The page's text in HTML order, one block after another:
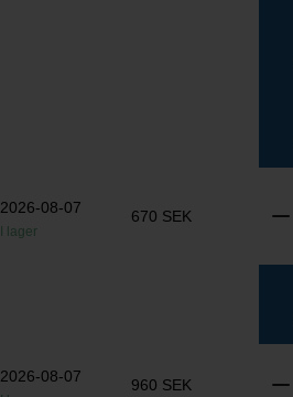
2026-08-07
I lager
670 SEK
2026-08-07 960 SEK